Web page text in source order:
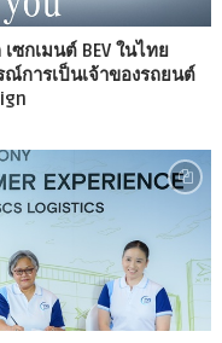
ซกเมนต์ BEV ในไทย
การเป็นเจ้าของรถยนต์